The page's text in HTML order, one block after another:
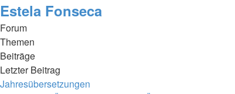
Estela Fonseca
Forum
Themen
Beiträge
Letzter Beitrag
Jahresübersetzungen